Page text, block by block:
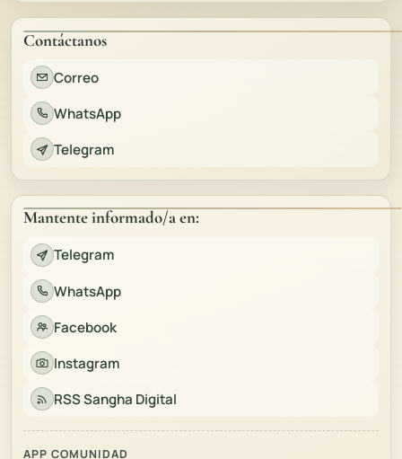
Contáctanos
Correo
WhatsApp
Telegram
Mantente informado/a en:
Telegram
WhatsApp
Facebook
Instagram
RSS Sangha Digital
APP COMUNIDAD